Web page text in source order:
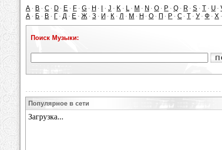
A · B · C · D · E · F · G · H · · J · K · L · M · N · O · P · Q · R · S · T · U ·
А · Б · В · Г · Д · Е · Ж · З · И · К · Л · М · Н · О · П · Р · С · Т · У · Ф · Х
Поиск Музыки:
Популярное в сети